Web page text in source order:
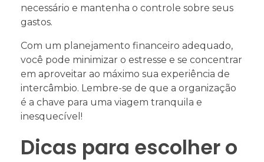
necessário e mantenha o controle sobre seus
gastos.
Com um planejamento financeiro adequado,
você pode minimizar o estresse e se concentrar
em aproveitar ao máximo sua experiência de
intercâmbio. Lembre-se de que a organização
é a chave para uma viagem tranquila e
inesquecível!
Dicas para escolher o